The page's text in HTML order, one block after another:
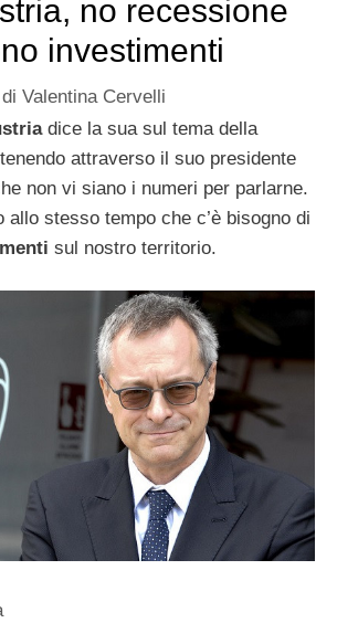
no recessione
investimenti
di Valentina Cervelli
dice la sua sul tema della
attraverso il suo presidente
non vi siano i numeri per parlarne.
allo stesso tempo che c’è bisogno di
sul nostro territorio.